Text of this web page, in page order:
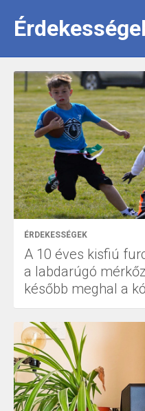
ÉRDEKESSÉGEK
A 10 éves kisfiú
a labdarúgó
később meghal a